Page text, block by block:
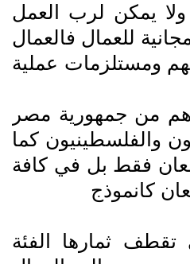
يمكن لرب العمل
للعمال فالعمال
ومستلزمات عملية
هم من جمهورية مصر
والفلسطينيون كما
فقط بل في كافة
كانموذج
تقطف ثمارها الفئة